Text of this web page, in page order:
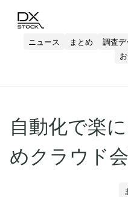
ニュース まとめ 調査デ
自動化で楽
めクラウド